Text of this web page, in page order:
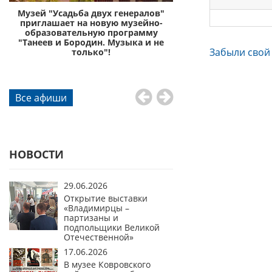
Музей "Усадьба двух генералов"
приглашает на новую музейно-
образовательную программу
"Танеев и Бородин. Музыка и не
только"!
Музей «Усадьба
Все афиши
НОВОСТИ
29.06.2026
Открытие выставки
«Владимирцы –
партизаны и
подпольщики Великой
Отечественной»
17.06.2026
В музее Ковровского
Забыли